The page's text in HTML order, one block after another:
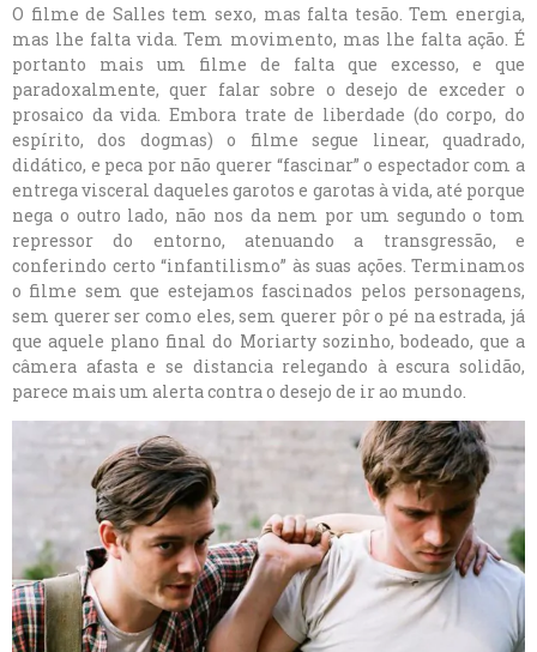
O filme de Salles tem sexo, mas falta tesão. Tem energia,
mas lhe falta vida. Tem movimento, mas lhe falta ação. É
portanto mais um filme de falta que excesso, e que
paradoxalmente, quer falar sobre o desejo de exceder o
prosaico da vida. Embora trate de liberdade (do corpo, do
espírito, dos dogmas) o filme segue linear, quadrado,
didático, e peca por não querer “fascinar” o espectador com a
entrega visceral daqueles garotos e garotas à vida, até porque
nega o outro lado, não nos da nem por um segundo o tom
repressor do entorno, atenuando a transgressão, e
conferindo certo “infantilismo” às suas ações. Terminamos
o filme sem que estejamos fascinados pelos personagens,
sem querer ser como eles, sem querer pôr o pé na estrada, já
que aquele plano final do Moriarty sozinho, bodeado, que a
câmera afasta e se distancia relegando à escura solidão,
parece mais um alerta contra o desejo de ir ao mundo.